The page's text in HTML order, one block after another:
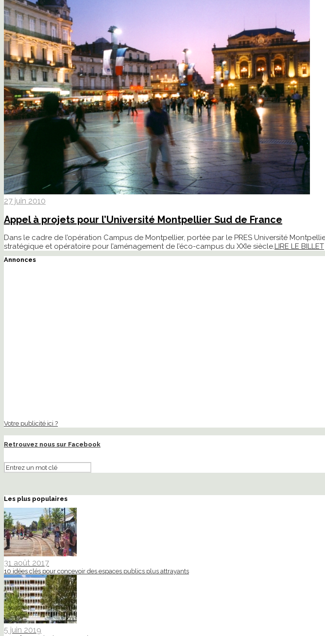
27 juin 2010
Appel à projets pour l’Université Montpellier Sud de France
Dans le cadre de l’opération Campus de Montpellier, portée par le PRES Université
stratégique et opératoire pour l’aménagement de l’éco-campus du XXIe siècle.LIRE LE BILLET
Annonces
Votre publicité ici ?
Retrouvez nous sur Facebook
Les plus populaires
31 août 2017
10 idées clés pour concevoir des espaces publics plus attrayants
5 juin 2019